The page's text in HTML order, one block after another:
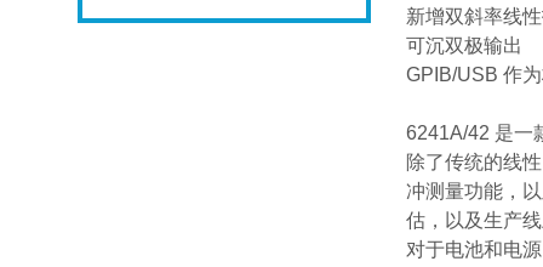
新增双斜率线
可沉双极输出
GPIB/USB 作
6241A/42 是一
除了传统的线
冲测量功能，
估，以及生产
对于电池和电